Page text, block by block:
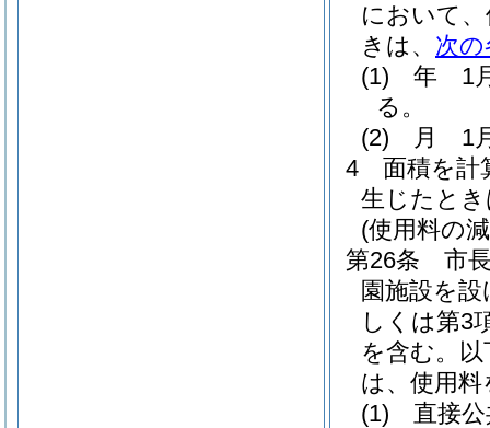
において
きは、 次
(1)
年 1
る。
(2)
月 1
4
面積を計
生じたと
(使用料の
第26条
市
園施設を
しくは第3
を含む。
は、使用
(1)
直接